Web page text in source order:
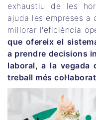
exhaustiu de les
ajuda les empreses a
millorar l'eficiència
que ofereix el
a prendre decisions
laboral, a la vegada
treball més